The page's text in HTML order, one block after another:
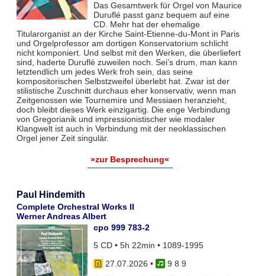
Das Gesamtwerk für Orgel von Maurice
Duruflé passt ganz bequem auf eine
CD. Mehr hat der ehemalige
Titularorganist an der Kirche Saint-Etienne-du-Mont in Paris
und Orgelprofessor am dortigen Konservatorium schlicht
nicht komponiert. Und selbst mit den Werken, die überliefert
sind, haderte Duruflé zuweilen noch. Sei’s drum, man kann
letztendlich um jedes Werk froh sein, das seine
kompositorischen Selbstzweifel überlebt hat. Zwar ist der
stilistische Zuschnitt durchaus eher konservativ, wenn man
Zeitgenossen wie Tournemire und Messiaen heranzieht,
doch bleibt dieses Werk einzigartig. Die enge Verbindung
von Gregorianik und impressionistischer wie modaler
Klangwelt ist auch in Verbindung mit der neoklassischen
Orgel jener Zeit singulär.
»zur Besprechung«
Paul Hindemith
Complete Orchestral Works II
Werner Andreas Albert
cpo 999 783-2
5 CD • 5h 22min • 1089-1995
27.07.2026 •
9 8 9